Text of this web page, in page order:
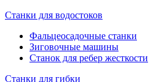
Станки для водостоков
Фальцеосадочные станки
Зиговочные машины
Станок для ребер жесткости
Станки для гибки